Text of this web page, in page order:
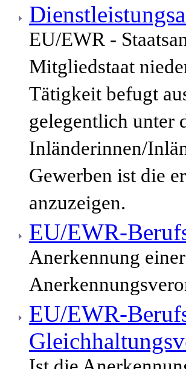
EU/EWR -
Mitgliedstaat
Tätigkeit befugt
gelegentlich unter
Inländerinnen/
Gewerben ist die
anzuzeigen.
EU/EWR-
Anerkennung
EU/EWR-